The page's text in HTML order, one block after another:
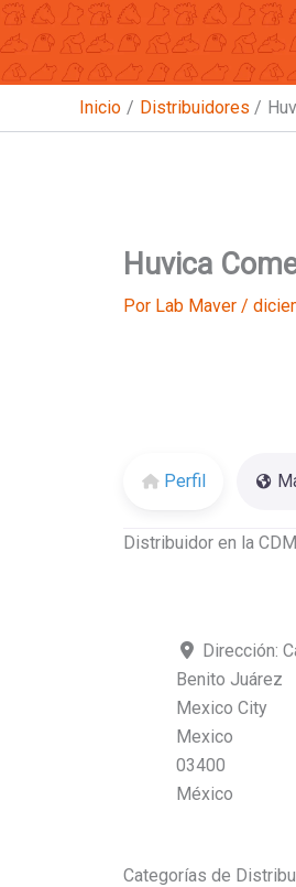
Ir
al
contenido
Inicio Distribuidores
Huvica
Por Lab Maver /
Perfil
Distribuidor en la
Dirección:
Benito Juárez
Mexico City
Mexico
03400
México
Categorías de